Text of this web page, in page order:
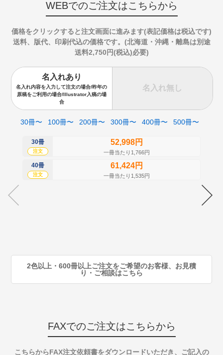
WEBでのご注文はこちらから
価格をクリックすると注文画面に進みます(表記価格は税込です)
送料、版代、印刷代込の価格です。(北海道・沖縄・離島は別途
送料2,750円(税込)必要)
名入れあり
名入れ内容を入力して注文の場合/昨年の
原稿をご利用の場合/Illustrator入稿の場
合
名入れ無し
30冊〜 100冊〜 200冊〜 300冊〜 400冊〜 500冊〜
30冊
注文
52,998円
一冊当たり1,766円
40冊
注文
61,424円
一冊当たり1,535円
2色以上・600冊以上ご注文をご希望のお客様、お見積
り・ご相談はこちら
FAXでのご注文はこちらから
こちらからFAX注文依頼書をダウンロードいただき、ご記入の